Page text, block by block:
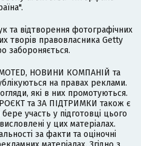
та відтворення фотографічних
творів правовласника Getty
забороняється.
НОВИНИ КОМПАНІЙ та
на правах реклами.
які в них промотуються.
та ЗА ПІДТРИМКИ також є
участь у підготовці цього
у цих матеріалах.
за факти та оціночні